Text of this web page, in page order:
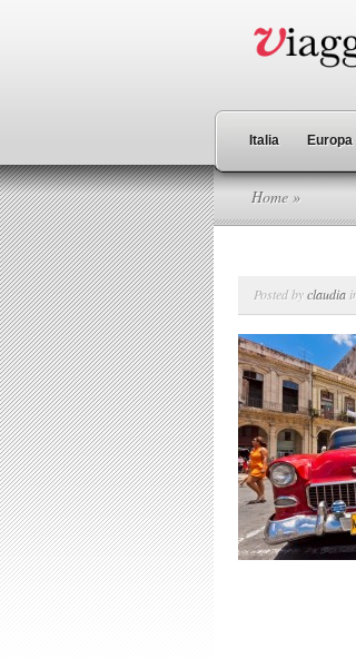
Italia Europa
Home »
Posted byclaudia